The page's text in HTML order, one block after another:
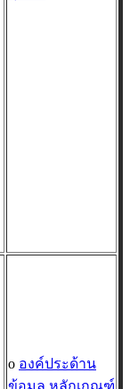
o องค์ประด้าน
ข้อมูล หลักเกณฑ์